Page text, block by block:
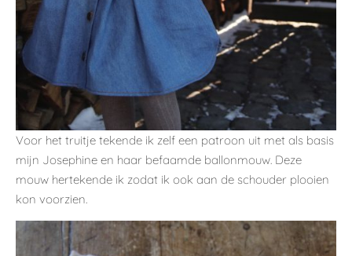
Voor het truitje tekende ik zelf een patroon uit met als basis
mijn Josephine en haar befaamde ballonmouw. Deze
mouw hertekende ik zodat ik ook aan de schouder plooien
kon voorzien.